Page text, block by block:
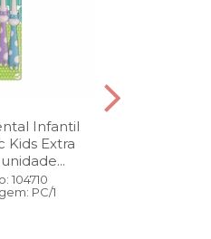
Infantil
Kids Extra
104710
PC/1